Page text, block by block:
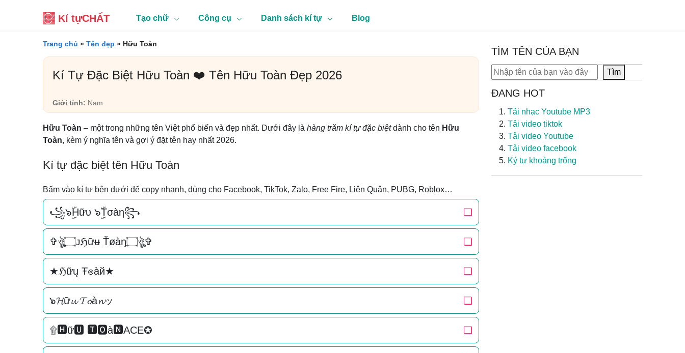
Kí tựCHẤT Tạo chữ Công cụ Danh sách kí tự Blog
Trang chủ » Tên đẹp » Hữu Toàn
Kí Tự Đặc Biệt Hữu Toàn ❤️ Tên Hữu Toàn Đẹp 2026
Giới tính: Nam
Hữu Toàn – một trong những tên Việt phổ biến và đẹp nhất. Dưới đây là hàng trăm kí tự đặc biệtdành cho tên Hữu
Toàn, kèm ý nghĩa tên và gợi ý đặt tên hay nhất 2026.
Kí tự đặc biệt tên Hữu Toàn
Bấm vào kí tự bên dưới để copy nhanh, dùng cho Facebook, TikTok, Zalo, Free Fire, Liên Quân, PUBG, Roblox…
꧁๖ۣۜHữυ ๖ۣۜTσàη꧂ ❏
✞ঔৣ۝ᴊℌữʉ Ťøàŋ۝ঔৣ✞ ❏
★ℌữų Ŧ๏àй★ ❏
๖𝓗ữ𝓾 𝓣𝓸à𝓷ッ ❏
۩🅷ữ🆄 🆃🅾à🅽ACE✪ ❏
TÌM TÊN CỦA BẠN
Tìm kiếm Tìm
ĐANG HOT
Tải nhạc Youtube MP3
Tải video tiktok
Tải video Youtube
Tải video facebook
Ký tự khoảng trống